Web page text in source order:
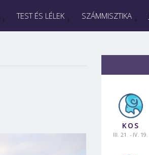
TEST ÉS LÉLEK SZÁMMISZTIKA
KOS
III. 21. - IV. 19.